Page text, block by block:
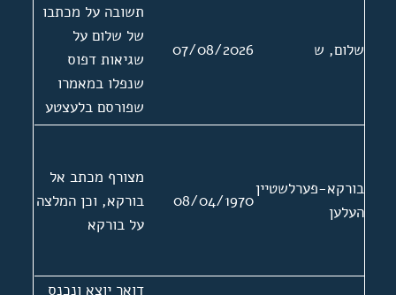
שלום, ש 07/08/2026
תשובה על מכתבו
של שלום על
שגיאות דפוס
שנפלו במאמרו
שפורסם בלעצטע
נייעס
בורקא-פערלשטיין
העלען
08/04/1970
מצורף מכתב אל
בורקא, וכן המלצה
על בורקא
דואר יוצא ונכנס